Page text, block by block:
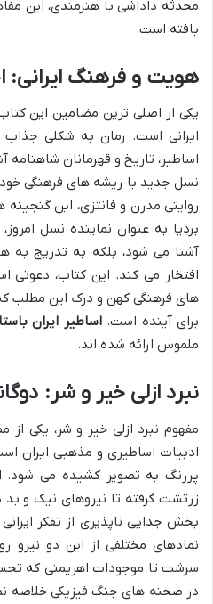
محدثه داداشی با هنرمندی، این
بافته است.
هویت و فرهنگ ایرانی:
یکی از اصلی ترین مضامین این
ایرانی است. رمان به شکلی جذاب
اساطیر، تاریخ و قهرمانان
نسل جدید با ریشه های فرهنگی
روایتی مدرن و فانتزی، این
بردیا به عنوان نماینده نسل
آشنا می شود، بلکه به تدریج به
افتخار می کند. این کتاب، دعوتی
های فرهنگی کهن و درک این مطلب
برای آینده است.اساطیر ایران
ملموس ارائه شده اند.
نبرد ازلی خیر و شر:
مفهوم نبرد ازلی خیر و شر، یکی
ادبیات اساطیری و مذهبی ایران
پررنگ به تصویر کشیده می شود.
زرتشت گرفته تا نیروهای نیک و بد
بخش جدایی ناپذیری از تفکر
نمادهای مختلفی از این دو نیرو
سرشت تا موجودات اهریمنی که
در صحنه های جنگ فیزیکی خلاصه